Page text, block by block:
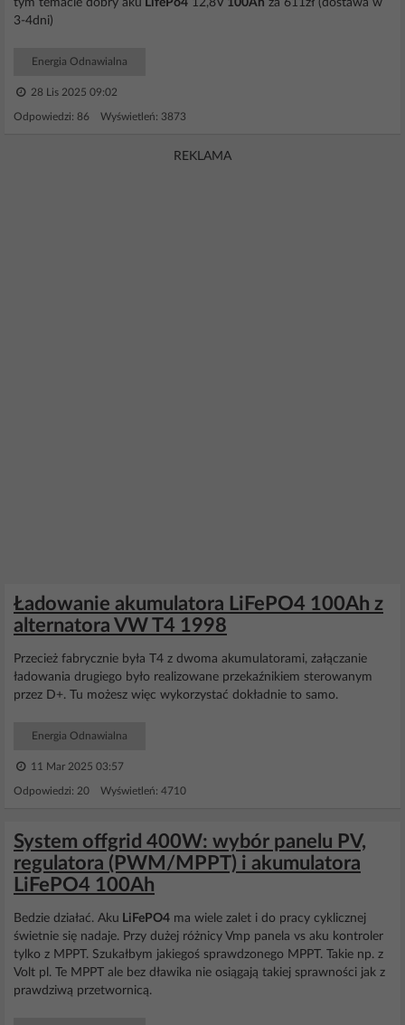
tym temacie dobry aku LifePo4 12,8V 100Ah za 611zł (dostawa w
3-4dni)
Energia Odnawialna
28 Lis 2025 09:02
Odpowiedzi: 86 Wyświetleń: 3873
REKLAMA
Ładowanie akumulatora LiFePO4 100Ah z
alternatora VW T4 1998
Przecież fabrycznie była T4 z dwoma akumulatorami, załączanie
ładowania drugiego było realizowane przekaźnikiem sterowanym
przez D+. Tu możesz więc wykorzystać dokładnie to samo.
Energia Odnawialna
11 Mar 2025 03:57
Odpowiedzi: 20 Wyświetleń: 4710
System offgrid 400W: wybór panelu PV,
regulatora (PWM/MPPT) i akumulatora
LiFePO4 100Ah
Bedzie działać. Aku LiFePO4 ma wiele zalet i do pracy cyklicznej
świetnie się nadaje. Przy dużej różnicy Vmp panela vs aku kontroler
tylko z MPPT. Szukałbym jakiegoś sprawdzonego MPPT. Takie np. z
Volt pl. Te MPPT ale bez dławika nie osiągają takiej sprawności jak z
prawdziwą przetwornicą.